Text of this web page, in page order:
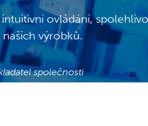
ovládání,
výrobků.
společnosti